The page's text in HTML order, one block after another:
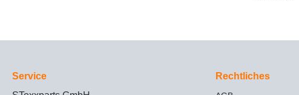
Service
Rechtliches